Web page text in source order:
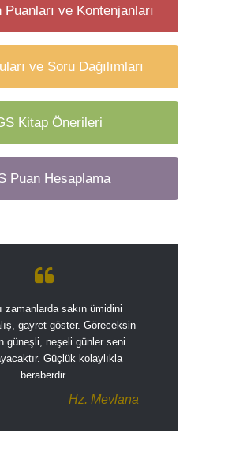
Puanları ve Kontenjanları
ve Soru Dağılımları
Kitap Önerileri
Puan Hesaplama
zamanlarda sakın ümidini
gayret göster. Göreceksin
güneşli, neşeli günler seni
Güçlük kolaylıkla
beraberdir.
Hz. Mevlana